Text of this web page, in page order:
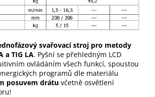
svařovací stroj pro metody
a TIG LA. Pyšní se přehledným LCD
ovládáním všech funkcí, spoustou
programů dle materiálu
posuvem drátu včetně osvětlení